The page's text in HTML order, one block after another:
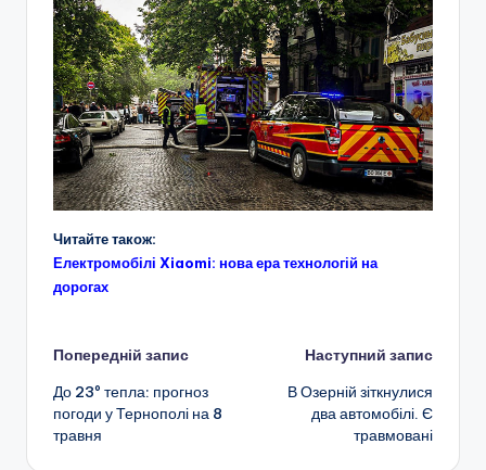
Читайте також:
Електромобілі Xiaomi: нова ера технологій на
дорогах
Навігація
по
запису
Попередній запис
До 23º тепла: прогноз
погоди у Тернополі на 8
травня
Наступний запис
В Озерній зіткнулися
два автомобілі. Є
травмовані